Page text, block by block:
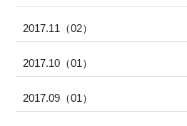
2017.11（02）
2017.10（01）
2017.09（01）